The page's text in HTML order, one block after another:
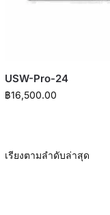
USW-Pro-24
฿16,500.00